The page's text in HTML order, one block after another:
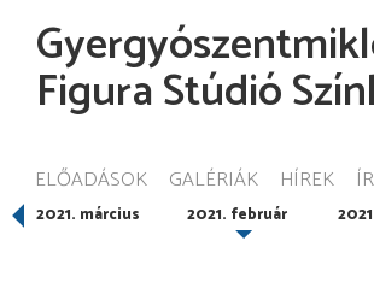
Figura Stúdió
ELŐADÁSOK GALÉRIÁK HÍREK
2021. március 2021. február